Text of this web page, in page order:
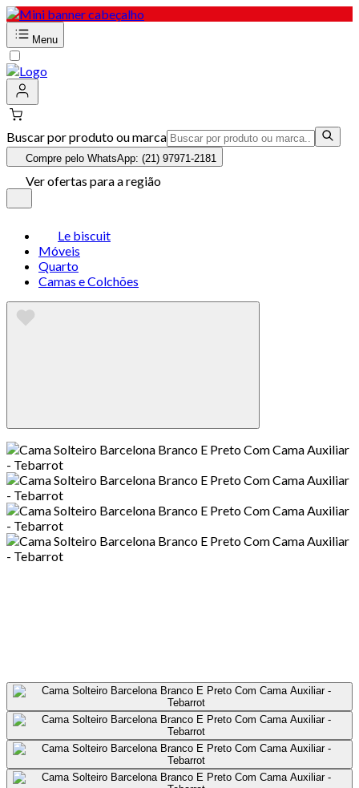
Menu
Buscar por produto ou marca
Compre pelo WhatsApp: (21) 97971-2181
Ver ofertas para a região
Le biscuit
Móveis
Quarto
Camas e Colchões